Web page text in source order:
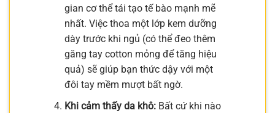
gian cơ thể tái tạo tế bào mạnh mẽ
nhất. Việc thoa một lớp kem dưỡng
dày trước khi ngủ (có thể đeo thêm
găng tay cotton mỏng để tăng hiệu
quả) sẽ giúp bạn thức dậy với một
đôi tay mềm mượt bất ngờ.
Khi cảm thấy da khô:Bất cứ khi nào